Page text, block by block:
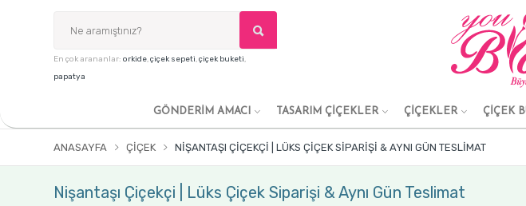
En çok arananlar: orkide,çiçek sepeti,çiçek buketi,
papatya
GÖNDERİM AMACI TASARIM ÇİÇEKLER ÇİÇEKLER ÇİÇEK
ANASAYFA ÇIÇEK NIŞANTAŞI ÇIÇEKÇI | LÜKS ÇIÇEK SIPARIŞI & AYNI GÜN TESLIMAT
Nişantaşı Çiçekçi | Lüks Çiçek Siparişi & Aynı Gün Teslimat